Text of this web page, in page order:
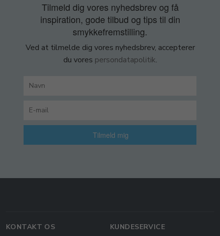
Tilmeld dig vores nyhedsbrev og få
inspiration, gode tilbud og tips til din
smykkefremstilling.
Ved at tilmelde dig vores nyhedsbrev, accepterer
du vores persondatapolitik.
Tilmeld mig
KONTAKT OS KUNDESERVICE